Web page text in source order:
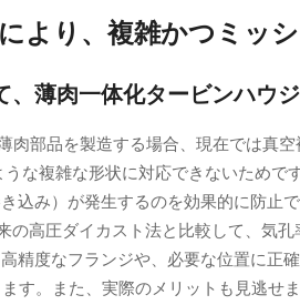
より、複雑かつミッ
薄肉一体化タービンハウ
部品を製造する場合、現在では真
な複雑な形状に対応できないため
込み）が発生するのを効果的に防
高圧ダイカスト法と比較して、気
精度なフランジや、必要な位置に正
す。また、実際のメリットも見逃